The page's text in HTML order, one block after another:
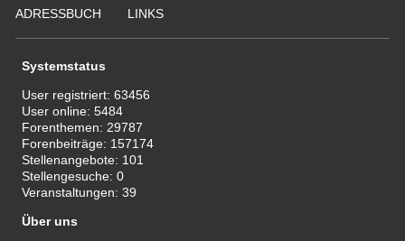
ADRESSBUCH
LINKS
Systemstatus
User registriert:63456
User online:5484
Forenthemen: 29787
Forenbeiträge: 157174
Stellenangebote: 101
Stellengesuche:0
Veranstaltungen:39
Über uns